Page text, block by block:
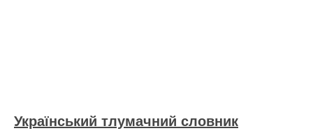
Український тлумачний словник